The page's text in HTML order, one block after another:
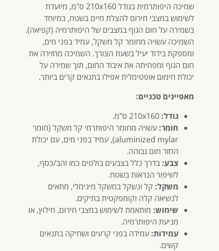
שמיכה היפותרמית בגודל 210x160 ס"מ, מיועדת
לשימוש במצבי חירום להצלת חיים בשטח, במיוחד
בשמירה על חום הגוף במצבים של היפותרמיה (קפיאה).
השמיכה עשויה מחומר קל משקל, עמיד בפני מים,
ומספקת בידוד יעיל בשעת הצורך. השמיכה מחזירה את
חום הגוף ומפחיתה את איבוד החום, תוך שמירה על
יכולת חימום אופטימלית אפילו בתנאים קרים ביותר.
מאפיינים טכניים:
גודל:
חומר: עשויה מחומר היפותרמי קל משקל (חומר
aluminized mylar), עמיד בפני מים, עם יכולת
החזר חום גבוהה.
צבע: בדרך כלל בצבעים בולטים כמו זהב/כסף,
לשיפור הנראות בשטח.
משקל: קל ונשקל במשקל מינימלי, מתאים
לנשיאה קלה וקומפקטית בתיקים.
שימוש: מותאמת לשימוש במצבי חירום, חילוץ, או
מניעת היפותרמיה.
עמידות: עמידה בפני קרעים ושחיקה בתנאים
קשים.